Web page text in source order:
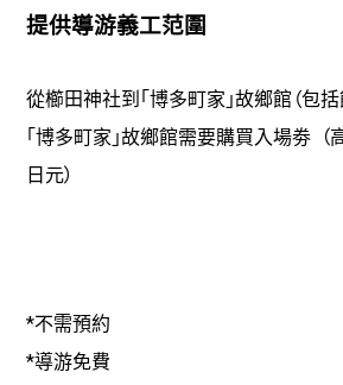
提供導游義工范圍
從櫛田神社到 「博多町家」故鄉館（包
「博多町家」故鄉館需要購買入場劵
（
日元）
*不需預約
*導游免費